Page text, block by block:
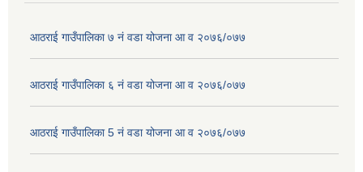
आठराई गाउँपालिका ७ नं वडा योजना आ व २०७६/०७७
आठराई गाउँपालिका ६ नं वडा योजना आ व २०७६/०७७
आठराई गाउँपालिका 5 नं वडा योजना आ व २०७६/०७७